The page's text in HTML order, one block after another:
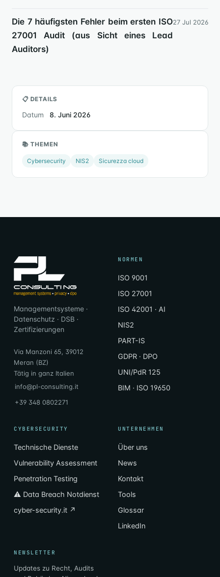
Die 7 häufigsten Fehler beim ersten ISO
27001 Audit (aus Sicht eines Lead
Auditors)
27 Jul 2026
📋 DETAILS
Datum 8. Juni 2026
📚 THEMEN
Cybersecurity NIS2 Sicurezza cloud
Managementsysteme ·
Datenschutz · DSB ·
Zertifizierungen
Via Manzoni 65, 39012
Meran (BZ)
Tätig in ganz Italien
info@pl-consulting.it
+39 348 0802271
NORMEN
ISO 9001
ISO 27001
ISO 42001 · AI
NIS2
PART-IS
GDPR · DPO
UNI/PdR 125
BIM · ISO 19650
CYBERSECURITY
Technische Dienste
Vulnerability Assessment
Penetration Testing
⚠ Data Breach Notdienst
cyber-security.it ↗
UNTERNEHMEN
Über uns
News
Kontakt
Tools
Glossar
LinkedIn
NEWSLETTER
Updates zu Recht, Audits